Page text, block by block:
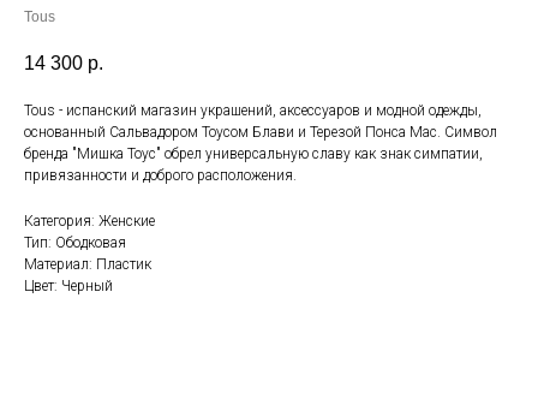
Tous
14 300 р.
Tous - испанский магазин украшений, аксессуаров и модной одежды,
основанный Сальвадором Тоусом Блави и Терезой Понса Мас. Символ
бренда "Мишка Тоус" обрел универсальную славу как знак симпатии,
привязанности и доброго расположения.
Категория: Женские
Тип: Ободковая
Материал: Пластик
Цвет: Черный